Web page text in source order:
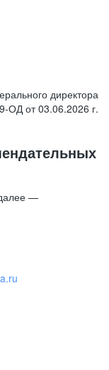
директора
от 03.06.2026 г.
—